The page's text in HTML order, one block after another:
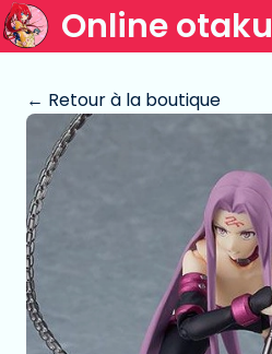
Online otaku
← Retour à la boutique